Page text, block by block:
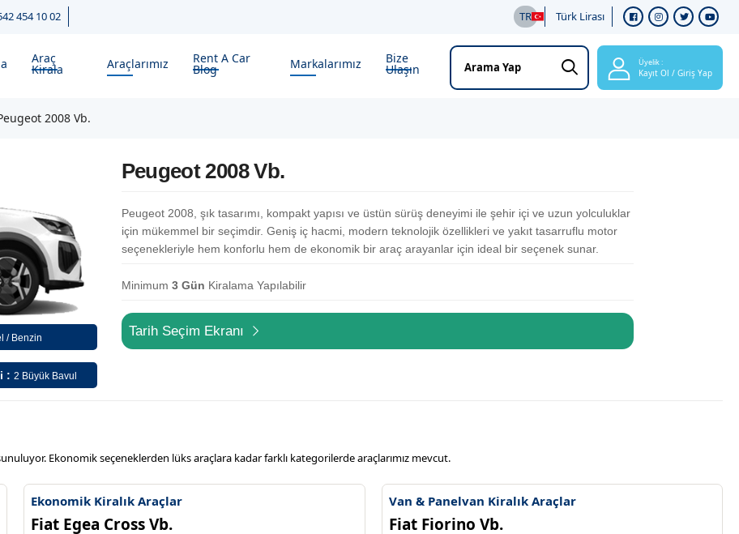
454 10 02 TR Türk Lirası
Araç
Kirala Araçlarımız Rent A Car
Blog Markalarımız Bize
Ulaşın Üyelik :
Kayıt Ol / Giriş Yap
2008 Vb.
/ Benzin
: 2 Büyük Bavul
Peugeot 2008 Vb.
Peugeot 2008, şık tasarımı, kompakt yapısı ve üstün sürüş deneyimi ile şehir içi ve uzun yolculuklar
için mükemmel bir seçimdir. Geniş iç hacmi, modern teknolojik özellikleri ve yakıt tasarruflu motor
seçenekleriyle hem konforlu hem de ekonomik bir araç arayanlar için ideal bir seçenek sunar.
Minimum 3 Gün Kiralama Yapılabilir
Tarih Seçim Ekranı
Ekonomik seçeneklerden lüks araçlara kadar farklı kategorilerde araçlarımız mevcut.
Ekonomik Kiralık Araçlar
Fiat Egea Cross Vb.
Van & Panelvan Kiralık Araçlar
Fiat Fiorino Vb.